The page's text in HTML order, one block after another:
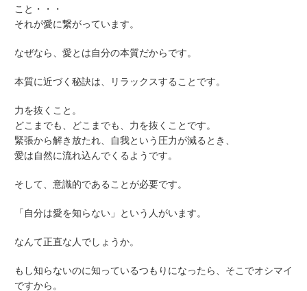
こと・・・
それが愛に繋がっています。
なぜなら、愛とは自分の本質だからです。
本質に近づく秘訣は、リラックスすることです。
力を抜くこと。
どこまでも、どこまでも、力を抜くことです。
緊張から解き放たれ、自我という圧力が減るとき、
愛は自然に流れ込んでくるようです。
そして、意識的であることが必要です。
「自分は愛を知らない」という人がいます。
なんて正直な人でしょうか。
もし知らないのに知っているつもりになったら、そこでオシマイ
ですから。